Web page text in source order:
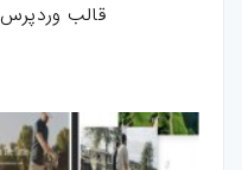
قالب وردپرس Klein نسخه 3.9.2.4